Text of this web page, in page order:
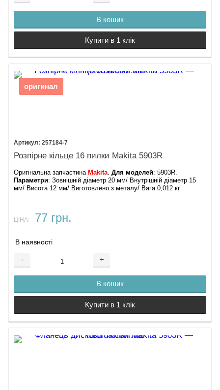
В кошик
Купити в 1 клік
оригинал
257184-7
Розпірне кільце 16 пилки Makita 5903R
Оригінальна запчастина Makita.Для моделей: 5903R.
Параметри: Зовнішній діаметр 20 мм/ Внутрішній діаметр 15
мм/ Висота 12 мм/ Виготовлено з металу/ Вага 0,012 кг
ЦІНА: 77 грн.
В наявності
- +
В кошик
Купити в 1 клік